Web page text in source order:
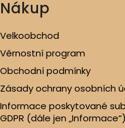
Nákup
Velkoobchod
Věrnostní program
Obchodní podmínky
Zásady ochrany osobních
Informace poskytované
GDPR (dále jen „Informace“)